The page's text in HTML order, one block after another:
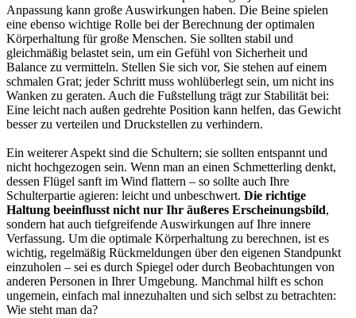
Anpassung kann große Auswirkungen haben. Die Beine spielen
eine ebenso wichtige Rolle bei der Berechnung der optimalen
Körperhaltung für große Menschen. Sie sollten stabil und
gleichmäßig belastet sein, um ein Gefühl von Sicherheit und
Balance zu vermitteln. Stellen Sie sich vor, Sie stehen auf einem
schmalen Grat; jeder Schritt muss wohlüberlegt sein, um nicht ins
Wanken zu geraten. Auch die Fußstellung trägt zur Stabilität bei:
Eine leicht nach außen gedrehte Position kann helfen, das Gewicht
besser zu verteilen und Druckstellen zu verhindern.
Ein weiterer Aspekt sind die Schultern; sie sollten entspannt und
nicht hochgezogen sein. Wenn man an einen Schmetterling denkt,
dessen Flügel sanft im Wind flattern – so sollte auch Ihre
Schulterpartie agieren: leicht und unbeschwert. Die richtige
Haltung beeinflusst nicht nur Ihr äußeres Erscheinungsbild,
sondern hat auch tiefgreifende Auswirkungen auf Ihre innere
Verfassung. Um die optimale Körperhaltung zu berechnen, ist es
wichtig, regelmäßig Rückmeldungen über den eigenen Standpunkt
einzuholen – sei es durch Spiegel oder durch Beobachtungen von
anderen Personen in Ihrer Umgebung. Manchmal hilft es schon
ungemein, einfach mal innezuhalten und sich selbst zu betrachten:
Wie steht man da?